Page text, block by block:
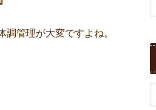
管理が大変ですよね。